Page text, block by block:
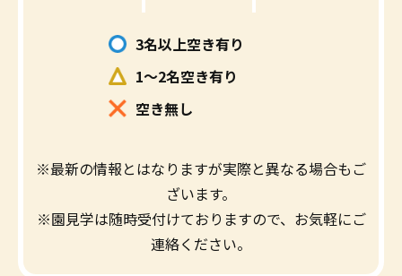
3名以上空き有り
1～2名空き有り
空き無し
※最新の情報とはなりますが実際と異なる場合もご
ざいます。
※園見学は随時受付けておりますので、お気軽にご
連絡ください。